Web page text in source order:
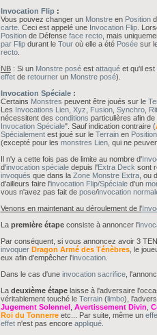
Invocation Flip:
Vous pouvez changer un Monstreen Position
carte. Ceci est appelé une Invocation Flip.
Positionde Défense face recto, mais
par Flipdurant le Touroù elle a été Poséesur
recto.
NB: Si un Monstre poséest attaquéet qu'il est
effetde retournerun Monstre posé).
Invocation Spéciale:
Certains Monstres peuvent être joués sur le
Les Invocations Lien, Xyz Fusion, Synchro,
nécessitent des conditions particulières afin de
Invocation Spéciale". Sauf indication contraire (
Spécialementest joué sur le Terrainen Position
(excepté pour les monstres Lien, qui ne
Il n'y a cette fois pas de limite au nombre d'
d'invocation spécialedepuis l'Extra Deck sont
invoqués que dans la Zone Monstre Extra, ou
d'ailleurs faire l'invocation Flip/Spécialed'un
vous n'avez pas fait de pose/invocation
Venons en maintenant au déroulement de l'
La première étapeconsiste à annoncer l'
Par conséquent, si vous annoncez avoir 3
invoquer Dragon Armé des Ténèbres, le
eux afin d'empêcher l'invocation.
Dans le cas d'une invocation sacrifice,
La deuxième étapelaisse à l'adversaire
véritablement touché le Terrain(limbo),
Jugement Solennel
Avertissement Divin
Roi du Tonnerreetc... Par suite, même un
effet n'est pas encore appliqué.